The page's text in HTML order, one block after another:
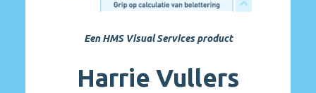
Een HMS Visual Services product
Harrie Vullers